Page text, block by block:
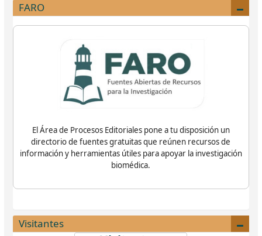
FARO
El Área de Procesos Editoriales pone a tu disposición un
directorio de fuentes gratuitas que reúnen recursos de
información y herramientas útiles para apoyar la investigación
biomédica.
Visitantes